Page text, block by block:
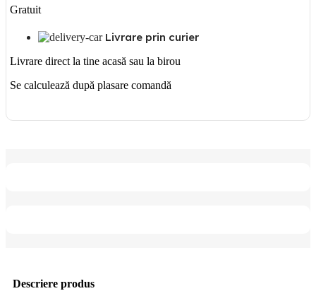
Gratuit
Livrare prin curier
Livrare direct la tine acasă sau la birou
Se calculează după plasare comandă
Descriere produs